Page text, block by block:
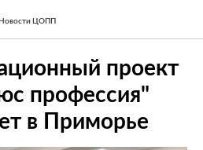
Новости ЦОПП
проект
профессия"
в Приморье